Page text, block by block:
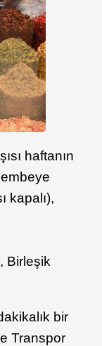
haftanın
kapalı),
Birleşik
bir
Transpor